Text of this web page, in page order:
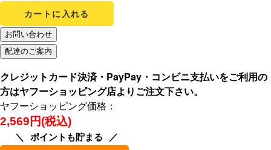
カートに入れる
クレジットカード決済・PayPay・コンビニ支払いをご利用の
方はヤフーショッピング店よりご注文下さい。
ヤフーショッピング価格：
2,569円(税込)
ポイントも貯まる